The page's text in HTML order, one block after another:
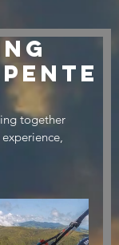
together